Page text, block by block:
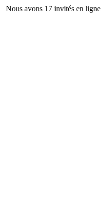
Nous avons 17 invités en ligne